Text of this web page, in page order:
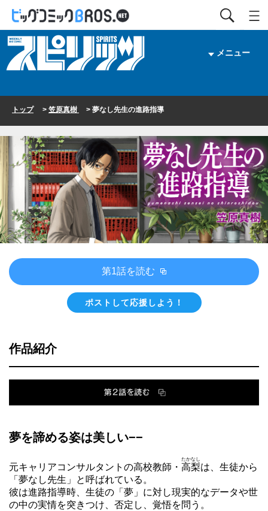
メニュー
トップ> 笠原真樹 > 夢なし先生の進路指導
第1話を読む
ポストして応援しよう！
作品紹介
夢を諦める姿は美しい−−
元キャリアコンサルタントの高校教師・ 高梨
たかなし
は、生徒から
「夢なし先生」と呼ばれている。
彼は進路指導時、生徒の「夢」に対し現実的なデータや世
の中の実情を突きつけ、否定し、覚悟を問う。